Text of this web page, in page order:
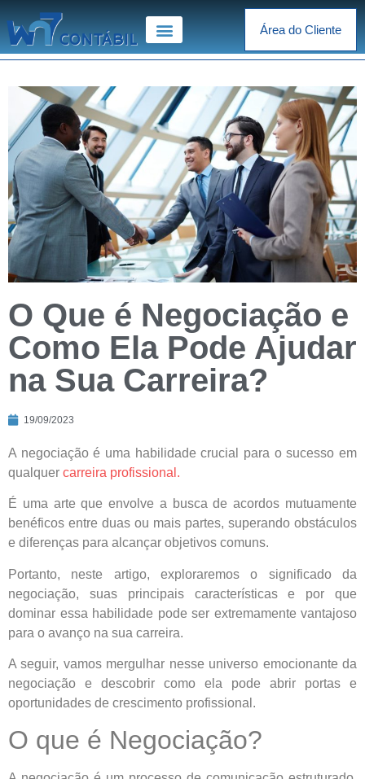
Área do Cliente
O Que é Negociação e
Como Ela Pode Ajudar
na Sua Carreira?
19/09/2023
A negociação é uma habilidade crucial para o sucesso em
qualquer carreira profissional.
É uma arte que envolve a busca de acordos mutuamente
benéficos entre duas ou mais partes, superando obstáculos
e diferenças para alcançar objetivos comuns.
Portanto, neste artigo, exploraremos o significado da
negociação, suas principais características e por que
dominar essa habilidade pode ser extremamente vantajoso
para o avanço na sua carreira.
A seguir, vamos mergulhar nesse universo emocionante da
negociação e descobrir como ela pode abrir portas e
oportunidades de crescimento profissional.
O que é Negociação?